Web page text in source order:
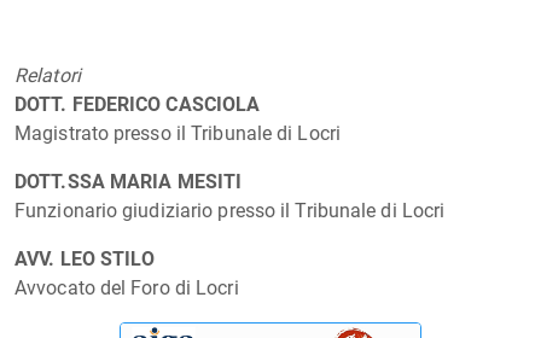
Relatori
DOTT. FEDERICO CASCIOLA
Magistrato presso il Tribunale di Locri
DOTT.SSA MARIA MESITI
Funzionario giudiziario presso il Tribunale di Locri
AVV. LEO STILO
Avvocato del Foro di Locri